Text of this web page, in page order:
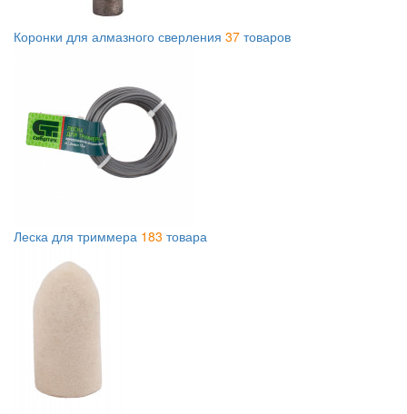
Коронки для алмазного сверления 37 товаров
Леска для триммера 183 товара